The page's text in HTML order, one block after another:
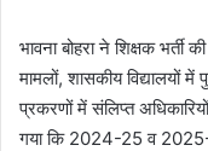
भावना बोहरा ने शिक्षक भर्ती
मामलों, शासकीय विद्यालयों में
प्रकरणों में संलिप्त
गया कि 2024-25 व